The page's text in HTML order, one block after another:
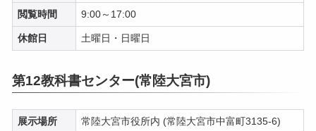
閲覧時間 9:00～17:00
休館日 土曜日・日曜日
第12教科書センター(常陸大宮市)
展示場所 常陸大宮市役所内 (常陸大宮市中富町3135-6)